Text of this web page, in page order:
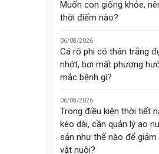
Muốn con giống khỏe,
thời điểm nào?
06/08/2026
Cá rô phi có thân trắng
nhớt, bơi mất phương
mắc bệnh gì?
06/08/2026
Trong điều kiện thời tiết
kéo dài, cần quản lý ao
sản như thế nào để
vật nuôi?